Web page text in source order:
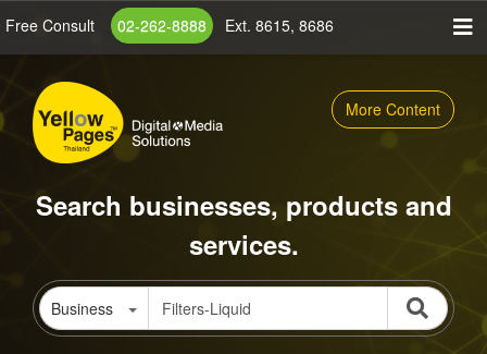
content
Free Consult 02-262-8888 Ext. 8615, 8686
More Content
Search businesses, products and
services.
Business